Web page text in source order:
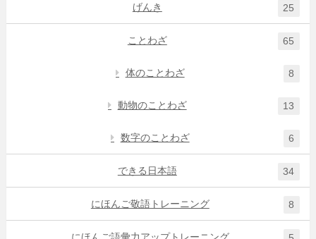
げんき 25
ことわざ 65
体のことわざ 8
動物のことわざ 13
数字のことわざ 6
できる日本語 34
にほんご敬語トレーニング 8